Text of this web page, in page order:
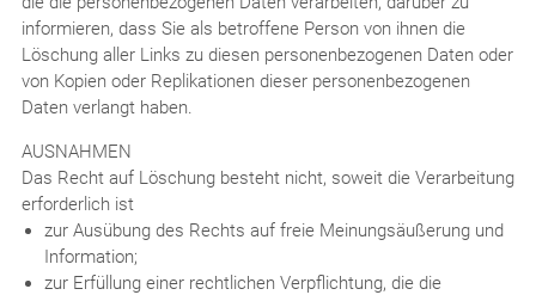
informieren, dass Sie als betroffene Person von ihnen die
Löschung aller Links zu diesen personenbezogenen Daten oder
von Kopien oder Replikationen dieser personenbezogenen
Daten verlangt haben.
AUSNAHMEN
Das Recht auf Löschung besteht nicht, soweit die Verarbeitung
erforderlich ist
zur Ausübung des Rechts auf freie Meinungsäußerung und
Information;
zur Erfüllung einer rechtlichen Verpflichtung, die die